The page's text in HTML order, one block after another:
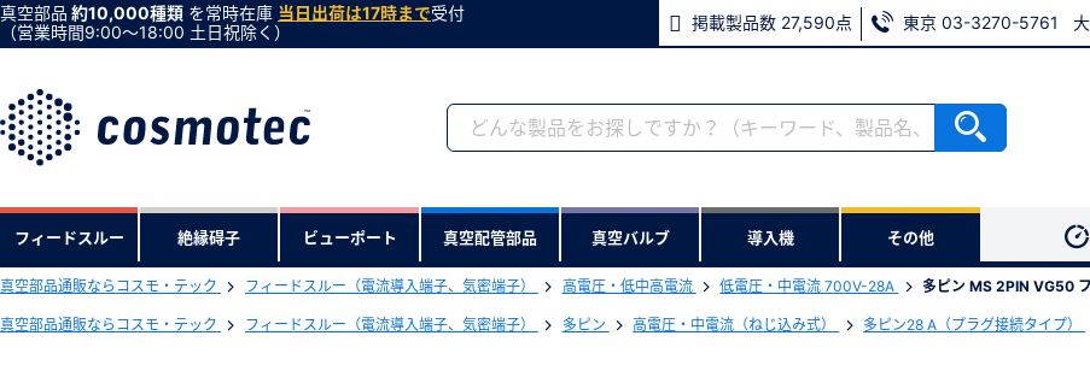
真空部品 約10,000種類 を常時在庫 当日出荷は17時まで受付
（営業時間9:00〜18:00 土日祝除く）
掲載製品数 27,590点 東京 03-3270-5761
フィードスルー 絶縁碍子 ビューポート 真空配管部品 真空バルブ 導入機 その他
真空部品通販ならコスモ・テック フィードスルー（電流導入端子、気密端子） 高電圧・低中高電流 低電圧・中電流 700V-28A 多ピン MS 2PIN VG50
真空部品通販ならコスモ・テック フィードスルー（電流導入端子、気密端子） 多ピン 高電圧・中電流（ねじ込み式） 多ピン28 A（プラグ接続タイプ）
下記製品のRoHS2適合報告書のダウンロードをします。
会員登録がお済みでない方
会員登録をすれば、便利な機能がご利用いただけます。